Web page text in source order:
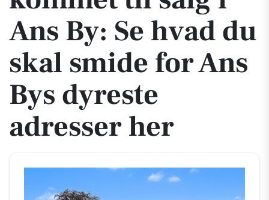
Ans By: Se hvad du
skal smide for Ans
Bys dyreste
adresser her